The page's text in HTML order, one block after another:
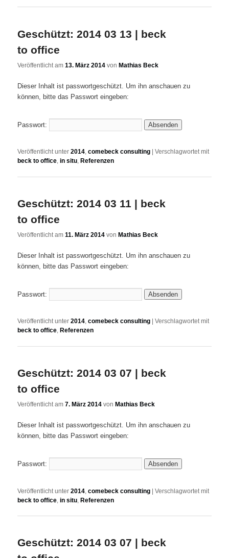
Geschützt: 2014 03 13 | beck
to office
Veröffentlicht am13. März 2014 von Mathias Beck
Dieser Inhalt ist passwortgeschützt. Um ihn anschauen zu
können, bitte das Passwort eingeben:
Passwort:
Veröffentlicht unter 2014,comebeck consulting |Verschlagwortet mit
beck to office,in situ, Referenzen
Geschützt: 2014 03 11 | beck
to office
Veröffentlicht am11. März 2014 von Mathias Beck
Dieser Inhalt ist passwortgeschützt. Um ihn anschauen zu
können, bitte das Passwort eingeben:
Passwort:
Veröffentlicht unter 2014,comebeck consulting |Verschlagwortet mit
beck to office, Referenzen
Geschützt: 2014 03 07 | beck
to office
Veröffentlicht am7. März 2014 von Mathias Beck
Dieser Inhalt ist passwortgeschützt. Um ihn anschauen zu
können, bitte das Passwort eingeben:
Passwort:
Veröffentlicht unter 2014 ,comebeck consulting |Verschlagwortet mit
beck to office ,in situ ,Referenzen
Geschützt: 2014 03 07 | beck